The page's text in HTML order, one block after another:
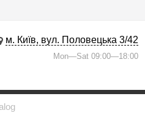
м. Київ, вул. Половецька 3/42
Mon—Sat 09:00—18:00